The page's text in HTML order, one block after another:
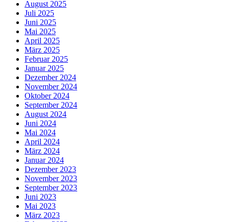
August 2025
Juli 2025
Juni 2025
Mai 2025
April 2025
März 2025
Februar 2025
Januar 2025
Dezember 2024
November 2024
Oktober 2024
September 2024
August 2024
Juni 2024
Mai 2024
April 2024
März 2024
Januar 2024
Dezember 2023
November 2023
September 2023
Juni 2023
Mai 2023
März 2023